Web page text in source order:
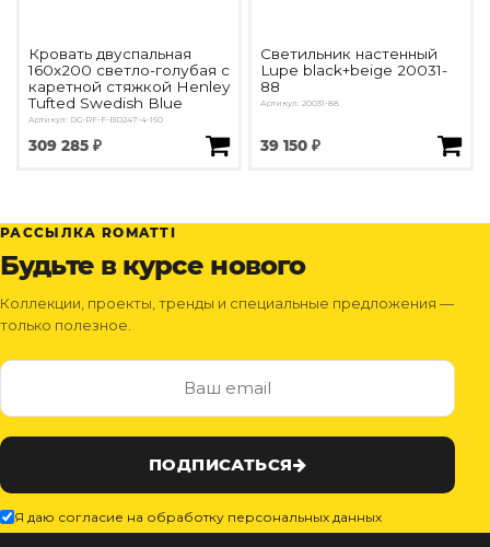
Кровать двуспальная
160х200 светло-голубая с
каретной стяжкой Henley
Tufted Swedish Blue
Артикул: DG-RF-F-BD247-4-160
309 285 ₽
Светильник настенный
Lupe black+beige 20031-
88
Артикул: 20031-88
39 150 ₽
РАССЫЛКА ROMATTI
Будьте в курсе нового
Коллекции, проекты, тренды и специальные предложения —
только полезное.
ПОДПИСАТЬСЯ
Я даю согласие на обработку персональных данных